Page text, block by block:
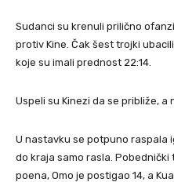
Sudanci su krenuli prilično
protiv Kine. Čak šest trojki
koje su imali prednost 22:14.
Uspeli su Kinezi da se približe, a
U nastavku se potpuno raspala
do kraja samo rasla. Pobednički
poena, Omo je postigao 14, a